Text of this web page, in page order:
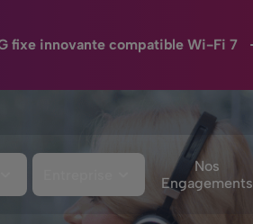
fixe innovante compatible Wi-Fi 7
Nos
Engagements